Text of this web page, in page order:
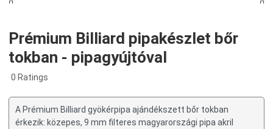
Prémium Billiard pipakészlet bőr
tokban - pipagyújtóval
0 Ratings
A Prémium Billiard gyökérpipa ajándékszett bőr tokban
érkezik: közepes, 9 mm filteres magyarországi pipa akril